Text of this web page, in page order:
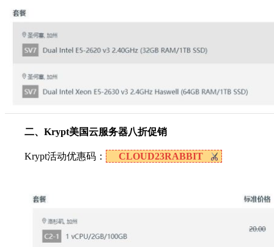
二、Krypt美国云服务器八折促销
Krypt活动优惠码： CLOUD23RABBIT